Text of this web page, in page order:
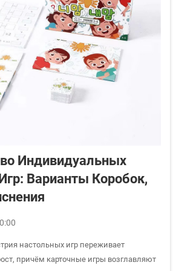
Индивидуальных
Варианты Коробок,
настольных игр переживает
причём карточные игры возглавляют